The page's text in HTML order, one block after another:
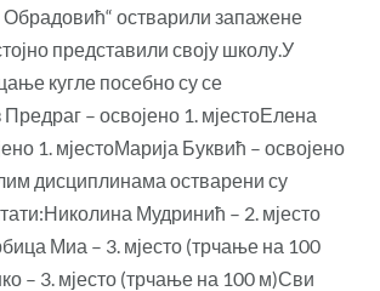
Обрадовић“ остварили запажене
представили своју школу.У
кугле посебно су се
– освојено 1. мјестоЕлена
1. мјестоМарија Буквић – освојено
дисциплинама остварени су
Мудринић – 2. мјесто
Миа – 3. мјесто (трчање на 100
– 3. мјесто (трчање на 100 м)Сви